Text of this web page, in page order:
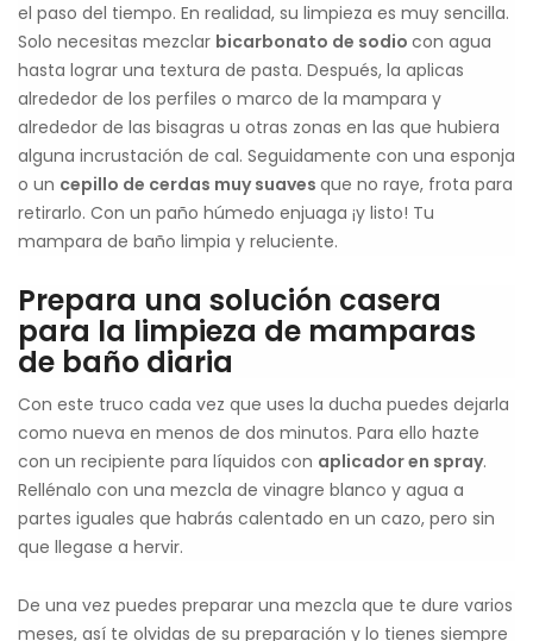
el paso del tiempo. En realidad, su limpieza es muy sencilla.
Solo necesitas mezclar bicarbonato de sodio con agua
hasta lograr una textura de pasta. Después, la aplicas
alrededor de los perfiles o marco de la mampara y
alrededor de las bisagras u otras zonas en las que hubiera
alguna incrustación de cal. Seguidamente con una esponja
o un cepillo de cerdas muy suaves que no raye, frota para
retirarlo. Con un paño húmedo enjuaga ¡y listo! Tu
mampara de baño limpia y reluciente.
Prepara una solución casera
para la limpieza de mamparas
de baño diaria
Con este truco cada vez que uses la ducha puedes dejarla
como nueva en menos de dos minutos. Para ello hazte
con un recipiente para líquidos con aplicador en spray.
Rellénalo con una mezcla de vinagre blanco y agua a
partes iguales que habrás calentado en un cazo, pero sin
que llegase a hervir.
De una vez puedes preparar una mezcla que te dure varios
meses, así te olvidas de su preparación y lo tienes siempre